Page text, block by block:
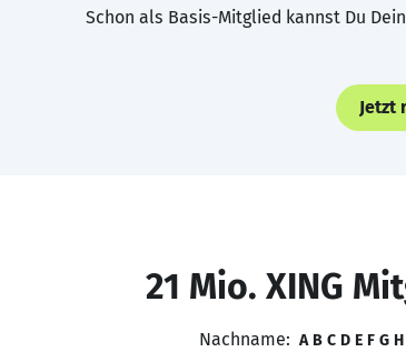
Schon als Basis-Mitglied kannst Du
Jetzt
21 Mio. XING
Nachname: A B C D E F G H